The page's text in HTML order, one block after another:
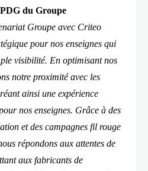
du Groupe
Groupe avec Criteo
pour nos enseignes qui
visibilité. En optimisant nos
notre proximité avec les
ainsi une expérience
nos enseignes. Grâce à des
et des campagnes fil rouge
répondons aux attentes de
aux fabricants de